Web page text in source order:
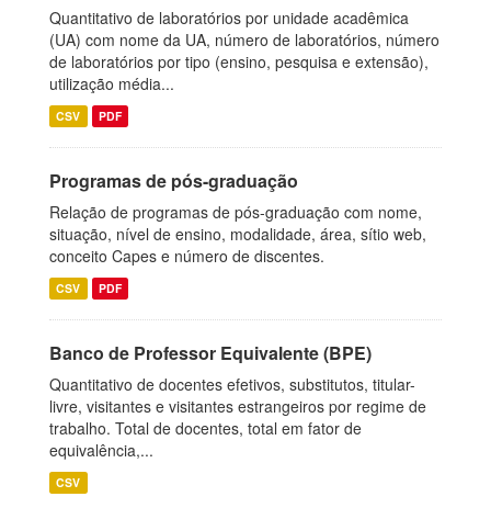
Quantitativo de laboratórios por unidade acadêmica
(UA) com nome da UA, número de laboratórios, número
de laboratórios por tipo (ensino, pesquisa e extensão),
utilização média...
CSV PDF
Programas de pós-graduação
Relação de programas de pós-graduação com nome,
situação, nível de ensino, modalidade, área, sítio web,
conceito Capes e número de discentes.
CSV PDF
Banco de Professor Equivalente (BPE)
Quantitativo de docentes efetivos, substitutos, titular-
livre, visitantes e visitantes estrangeiros por regime de
trabalho. Total de docentes, total em fator de
equivalência,...
CSV